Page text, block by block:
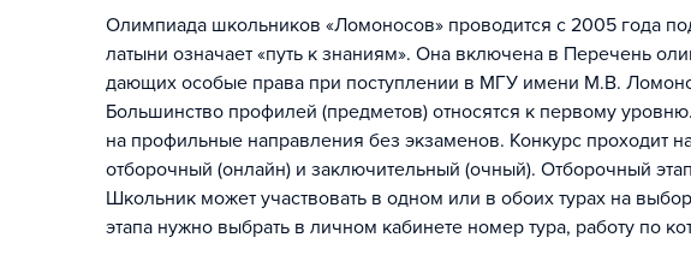
Олимпиада школьников «Ломоносов» проводится с 2005 года
латыни означает «путь к знаниям». Она включена в Перечень
дающих особые права при поступлении в МГУ имени М.В.
Большинство профилей (предметов) относятся к первому
на профильные направления без экзаменов. Конкурс проходит
отборочный (онлайн) и заключительный (очный). Отборочный
Школьник может участвовать в одном или в обоих турах на
этапа нужно выбрать в личном кабинете номер тура, работу по